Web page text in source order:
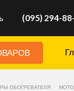
(095) 294-
ОБОГРЕВАТЕЛЯ